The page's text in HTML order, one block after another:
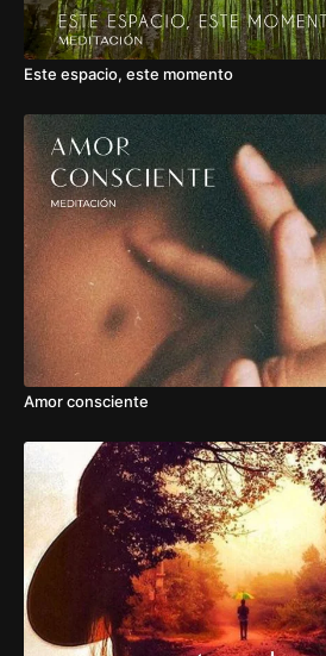
Este espacio, este momento
Amor consciente